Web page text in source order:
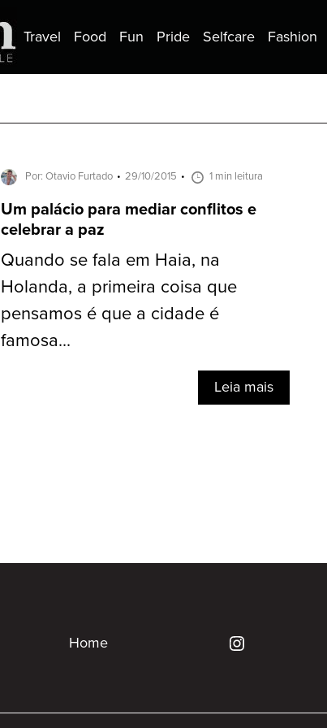
Travel Food Fun Pride Selfcare Fashion
Por: Otavio Furtado 29/10/2015 1 min leitura
Um palácio para mediar conflitos e
celebrar a paz
Quando se fala em Haia, na
Holanda, a primeira coisa que
pensamos é que a cidade é
famosa...
Leia mais
Home